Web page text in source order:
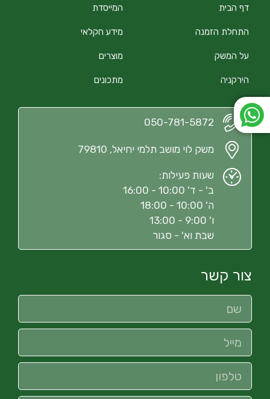
דף הבית
התחלת הזמנה
על המשק
הירקניה
המייסדת
מידע חקלאי
מוצרים
מתכונים
050-781-5872
משק לוי מושב תלמי יחיאל, 79810
שעות פעילות:
ב' - ד' 10:00 - 16:00
ה' 10:00 - 18:00
ו' 9:00 - 13:00
שבת וא' - סגור
צור קשר